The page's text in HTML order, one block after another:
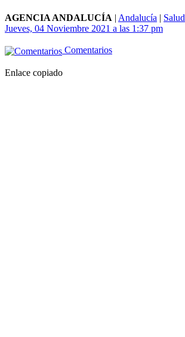
AGENCIA ANDALUCÍA | Andalucía | Salud
Jueves, 04 Noviembre 2021 a las 1:37 pm
Comentarios
Enlace copiado